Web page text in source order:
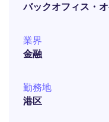
バックオフィス・
業界
金融
勤務地
港区